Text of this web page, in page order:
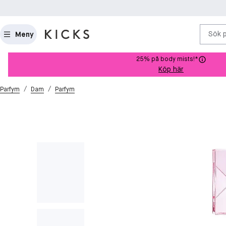
Meny Sök
25% på body mists!*
Köp här
Parfym / Dam / Parfym